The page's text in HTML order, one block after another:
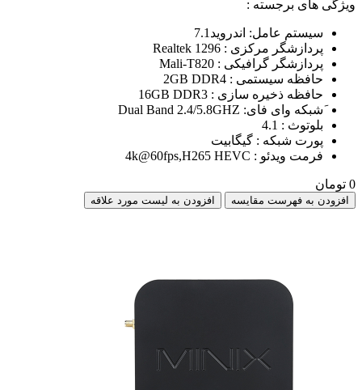
ویژگی های برجسته :
سیستم عامل: اندروید7.1
پردازشگر مرکزی : Realtek 1296
پردازشگر گرافیکی : Mali-T820
حافظه سیستمی : 2GB DDR4
حافظه ذخیره سازی : 16GB DDR3
َشبکه وای فای: Dual Band 2.4/5.8GHZ
بلوتوث : 4.1
پورت شبکه : گیگابیت
فرمت ویدئو : 4k@60fps,H265 HEVC
0 تومان
افزودن به فهرست مقایسه افزودن به لیست مورد علاقه